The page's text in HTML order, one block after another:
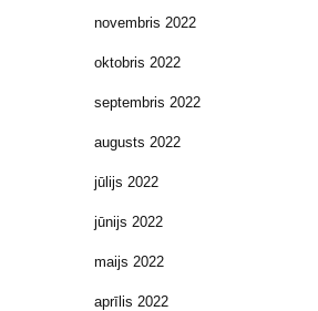
novembris 2022
oktobris 2022
septembris 2022
augusts 2022
jūlijs 2022
jūnijs 2022
maijs 2022
aprīlis 2022